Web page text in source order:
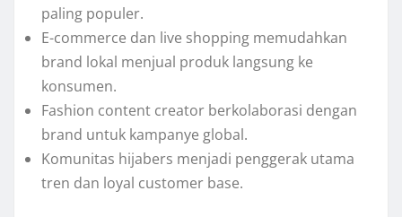
paling populer.
E-commerce dan live shopping memudahkan
brand lokal menjual produk langsung ke
konsumen.
Fashion content creator berkolaborasi dengan
brand untuk kampanye global.
Komunitas hijabers menjadi penggerak utama
tren dan loyal customer base.